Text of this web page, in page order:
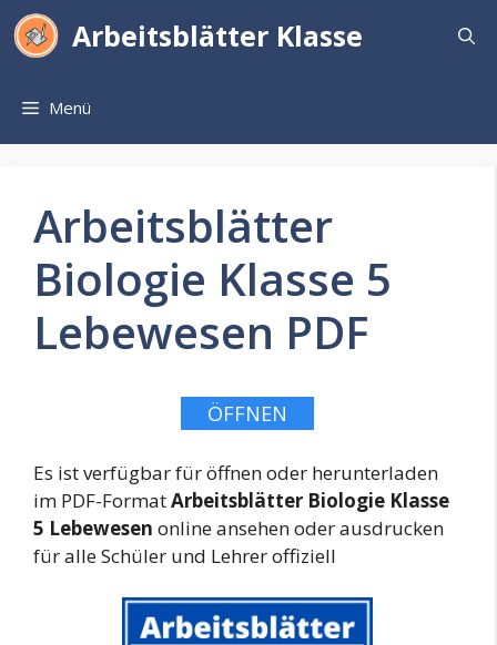
Zum
Inhalt
Arbeitsblätter Klasse
Menü
Arbeitsblätter
Biologie Klasse 5
Lebewesen PDF
ÖFFNEN
Es ist verfügbar für öffnen oder herunterladen
im PDF-FormatArbeitsblätter Biologie Klasse
5 Lebewesen online ansehen oder ausdrucken
für alle Schüler und Lehrer offiziell